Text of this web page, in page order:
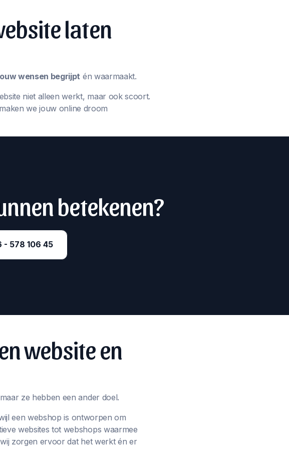
laten
wensen begrijpt én waarmaakt.
niet alleen werkt, maar ook scoort.
we jouw online droom
betekenen?
- 578 106 45‬
website en
ze hebben een ander doel.
een webshop is ontworpen om
websites tot webshops waarmee
zorgen ervoor dat het werkt én er